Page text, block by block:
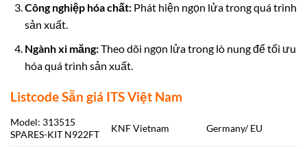
Công nghiệp hóa chất:Phát hiện ngọn lửatrong quá trình
sản xuất.
Ngành xi măng:Theo dõi ngọn lửa trong lò nungđể tối ưu
hóa quá trình sản xuất.
Listcode Sẵn giá ITS Việt Nam
Model: 313515
SPARES-KIT N922FT
KNF Vietnam Germany/ EU